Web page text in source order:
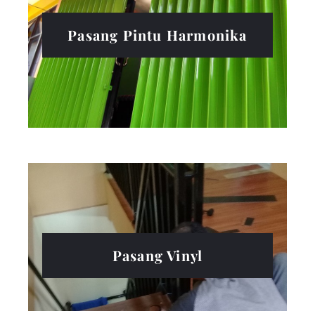
Pasang Pintu Harmonika
Pasang Vinyl